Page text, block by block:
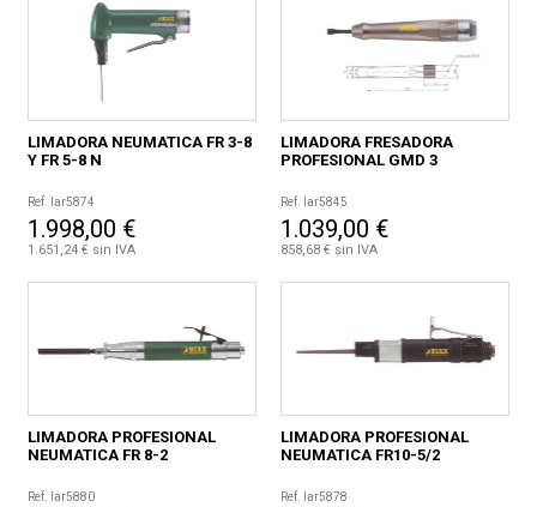
LIMADORA NEUMATICA FR 3-8
Y FR 5-8 N
Ref. lar5874
1.998,00 €
1.651,24 € sin IVA
LIMADORA FRESADORA
PROFESIONAL GMD 3
Ref. lar5845
1.039,00 €
858,68 € sin IVA
LIMADORA PROFESIONAL
NEUMATICA FR 8-2
Ref. lar5880
LIMADORA PROFESIONAL
NEUMATICA FR10-5/2
Ref. lar5878